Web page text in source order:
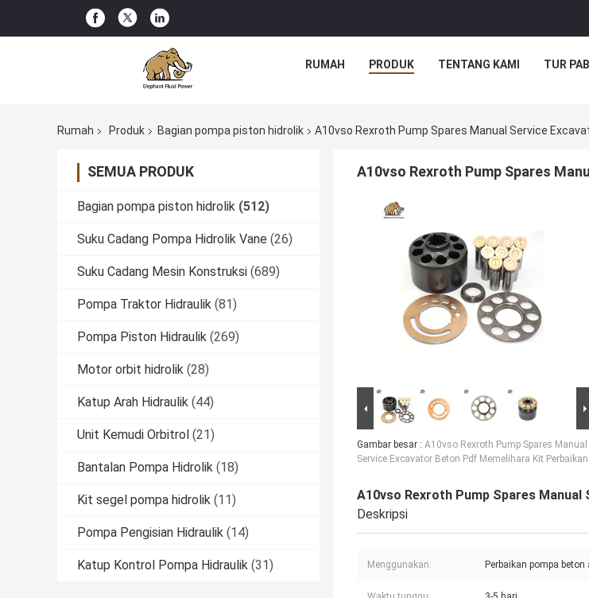
RUMAH PRODUK TENTANG KAMI TUR
Rumah Produk Bagian pompa piston hidrolik A10vso Rexroth Pump Spares Manual Service
SEMUA PRODUK
Bagian pompa piston hidrolik (512)
Suku Cadang Pompa Hidrolik Vane (26)
Suku Cadang Mesin Konstruksi (689)
Pompa Traktor Hidraulik (81)
Pompa Piston Hidraulik (269)
Motor orbit hidrolik (28)
Katup Arah Hidraulik (44)
Unit Kemudi Orbitrol (21)
Bantalan Pompa Hidrolik (18)
Kit segel pompa hidrolik (11)
Pompa Pengisian Hidraulik (14)
Katup Kontrol Pompa Hidraulik (31)
A10vso Rexroth Pump Spares
Gambar besar : A10vso Rexroth Pump Spares Manual
Service Excavator Beton Pdf Memelihara Kit Perbaikan
A10vso Rexroth Pump Spares
Deskripsi
Menggunakan: Perbaikan pompa